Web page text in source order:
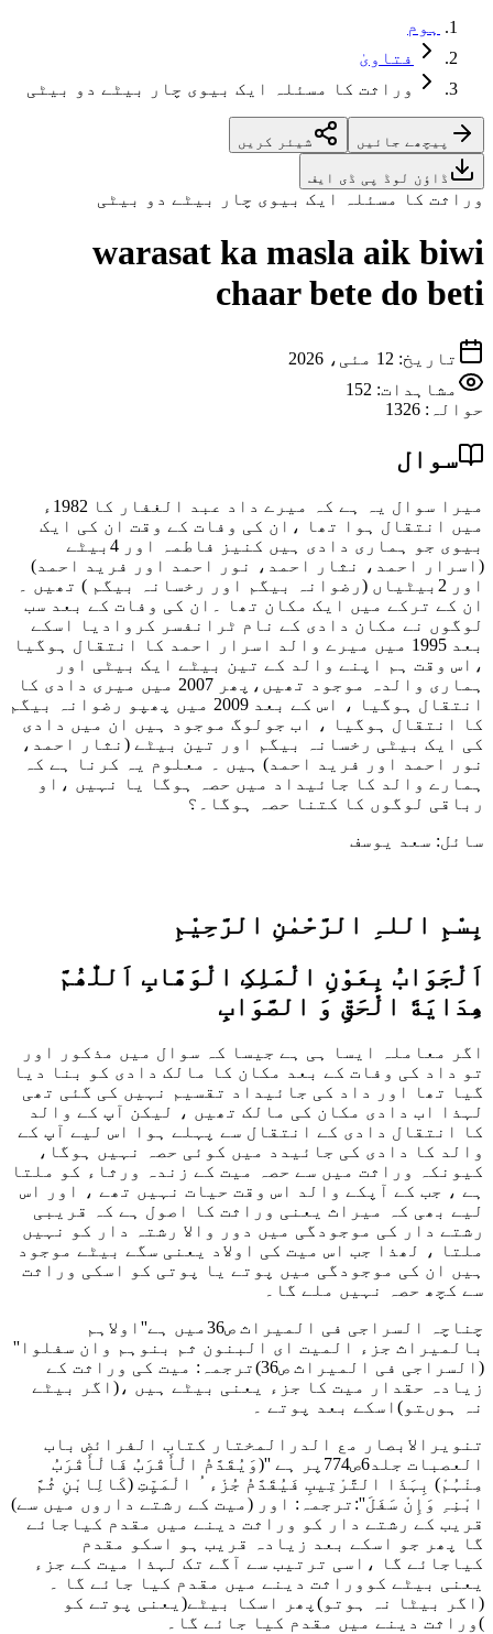
ہوم
فتاویٰ
وراثت کا مسئلہ ایک بیوی چار بیٹے دو بیٹی
پیچھے جائیں شیئر کریں
ڈاؤن لوڈ پی ڈی ایف
وراثت کا مسئلہ ایک بیوی چار بیٹے دو بیٹی
warasat ka masla aik biwi
chaar bete do beti
تاریخ: 12 مئی، 2026
مشاہدات: 152
حوالہ :
1326
سوال
میرا سوال یہ ہے کہ میرے داد عبد الغفار کا 1982ء
میں انتقال ہوا تھا ،ان کی وفات کے وقت ان کی ایک
بیوی جو ہماری دادی ہیں کنیز فاطمہ اور 4بیٹے
(اسرار احمد، نثار احمد، نور احمد اور فرید احمد)
اور 2بیٹیاں (رضوانہ بیگم اور رخسانہ بیگم ) تھیں ۔
ان کے ترکے میں ایک مکان تھا ۔ان کی وفات کے بعد سب
لوگوں نے مکان دادی کے نام ٹرانفسر کروادیا اسکے
بعد 1995 میں میرے والد اسرار احمد کا انتقال ہوگیا
،اس وقت ہم اپنے والد کے تین بیٹے ایک بیٹی اور
ہماری والدہ موجود تھیں،پھر 2007 میں میری دادی کا
انتقال ہوگیا ، اس کے بعد 2009 میں پھپو رضوانہ بیگم
کا انتقال ہوگیا ، اب جولوگ موجود ہیں ان میں دادی
کی ایک بیٹی رخسانہ بیگم اور تین بیٹے (نثار احمد،
نور احمد اور فرید احمد) ہیں ۔ معلوم یہ کرنا ہے کہ
ہمارے والد کا جائیداد میں حصہ ہوگا یا نہیں ،او
رباقی لوگوں کا کتنا حصہ ہوگا۔؟
سائل: سعد یوسف
بِسْمِ اللہِ الرَّحْمٰنِ الرَّحِيْمِ
اَلْجَوَابُ بِعَوْنِ الْمَلِکِ الْوَھَّابِ اَللّٰھُمَّ
ھِدَايَةَ الْحَقِّ وَ الصَّوَابِ
اگر معاملہ ایسا ہی ہے جیسا کہ سوال میں مذکور اور
تو داد کی وفات کے بعد مکان کا مالک دادی کو بنا دیا
گیا تھا اور داد کی جائیداد تقسیم نہیں کی گئی تھی
لہذا اب دادی مکان کی مالک تھیں ، لیکن آپ کے والد
کا انتقال دادی کے انتقال سے پہلے ہوا اس لیے آپ کے
والد کا دادی کی جائیدد میں کوئی حصہ نہیں ہوگا،
کیونکہ وراثت میں سے حصہ میت کے زندہ ورثاء کو ملتا
ہے ، جب کے آپکے والد اس وقت حیات نہیں تھے ، اور اس
لیے بھی کہ میراث یعنی وراثت کا اصول ہے کہ قریبی
رشتے دار کی موجودگی میں دور والا رشتہ دار کو نہیں
ملتا ، لھذا جب اس میت کی اولاد یعنی سگے بیٹے موجود
ہیں ان کی موجودگی میں پوتے یا پوتی کو اسکی وراثت
سے کچھ حصہ نہیں ملے گا۔
چناچہ السراجی فی المیراث ص36میں ہے
''اولاہم
بالمیراث جزء المیت ای البنون ثم بنوہم وان سفلوا''
(السراجی فی المیراث ص36)
ترجمہ: میت کی وراثت کے
زیادہ حقدار میت کا جزء یعنی بیٹے ہیں ،(اگر بیٹے
نہ ہوںتو)اسکے بعد پوتے ۔
تنویرالابصار مع الدرالمختار کتاب الفرائض باب
العصبات جلد6ص774پر ہے
''(وَیُقَدَّمُ الْأَقْرَبُ فَالْأَقْرَبُ
مِنْہُمْ) بِہَذَا التَّرْتِیبِ فَیُقَدَّمُ جُزْء ُ الْمَیِّتِ (کَالِابْنِ ثُمَّ
ابْنِہِ وَإِنْ سَفَلَ'': ترجمہ: اور (میت کے رشتے داروں میں سے)
قریب کے رشتے دار کو وراثت دینے میں مقدم کیاجائے
گا پھر جو اسکے بعد زیادہ قریب ہو اسکو مقدم
کیاجائے گا ،اسی ترتیب سے آگے تک لہذا میت کے جزء
یعنی بیٹے کووراثت دینے میں مقدم کیا جائے گا ۔
(اگر بیٹا نہ ہوتو)پھر اسکا بیٹے(یعنی پوتے کو
)وراثت دینے میں مقدم کیا جائے گا۔